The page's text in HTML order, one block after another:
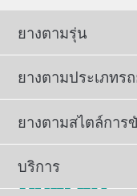
ยางตามรุ่น
ยางตามประเภทร
ดูยางทั้งหมด
ยางรถยนต์นั่ง
ยางตามสไตล์การ
ยางรถยนต์นุ่มเงียบ
บริการ